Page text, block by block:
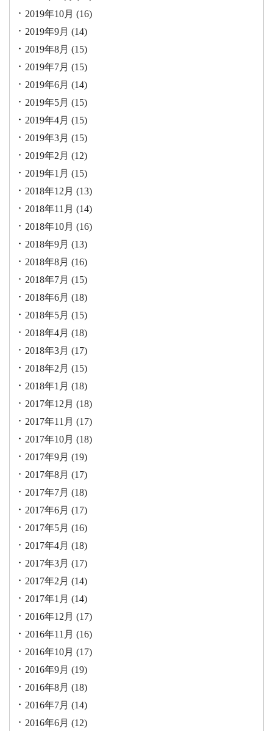
2019年10月 (16)
2019年9月 (14)
2019年8月 (15)
2019年7月 (15)
2019年6月 (14)
2019年5月 (15)
2019年4月 (15)
2019年3月 (15)
2019年2月 (12)
2019年1月 (15)
2018年12月 (13)
2018年11月 (14)
2018年10月 (16)
2018年9月 (13)
2018年8月 (16)
2018年7月 (15)
2018年6月 (18)
2018年5月 (15)
2018年4月 (18)
2018年3月 (17)
2018年2月 (15)
2018年1月 (18)
2017年12月 (18)
2017年11月 (17)
2017年10月 (18)
2017年9月 (19)
2017年8月 (17)
2017年7月 (18)
2017年6月 (17)
2017年5月 (16)
2017年4月 (18)
2017年3月 (17)
2017年2月 (14)
2017年1月 (14)
2016年12月 (17)
2016年11月 (16)
2016年10月 (17)
2016年9月 (19)
2016年8月 (18)
2016年7月 (14)
2016年6月 (12)